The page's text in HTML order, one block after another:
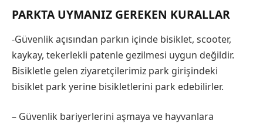
PARKTA UYMANIZ GEREKEN KURALLAR
-Güvenlik açısından parkın içinde bisiklet, scooter,
kaykay, tekerlekli patenle gezilmesi uygun değildir.
Bisikletle gelen ziyaretçilerimiz park girişindeki
bisiklet park yerine bisikletlerini park edebilirler.
– Güvenlik bariyerlerini aşmaya ve hayvanlara